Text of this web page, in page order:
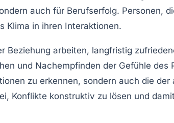
auch für Berufserfolg. Personen,
Klima in ihren Interaktionen.
Beziehung arbeiten, langfristig
und Nachempfinden der Gefühle
zu erkennen, sondern auch die
Konflikte konstruktiv zu lösen und